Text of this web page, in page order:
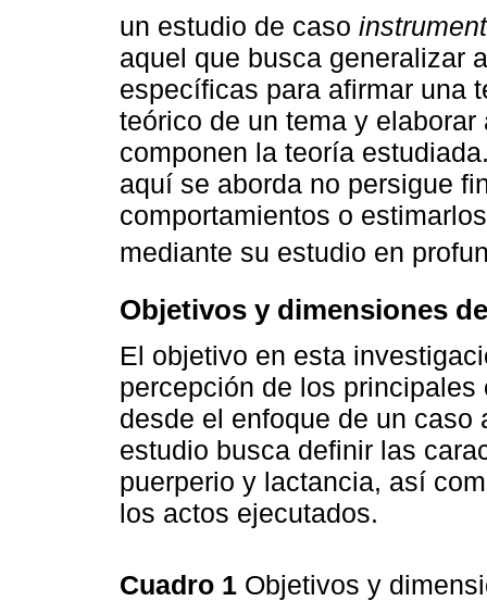
un estudio de caso
aquel que busca generalizar
específicas para afirmar una
teórico de un tema y
componen la teoría
aquí se aborda no persigue
comportamientos o
mediante su estudio en
Objetivos y dimensiones
El objetivo en esta
percepción de los
desde el enfoque de un caso
estudio busca definir las
puerperio y lactancia, así
los actos ejecutados.
Cuadro 1 Objetivos y